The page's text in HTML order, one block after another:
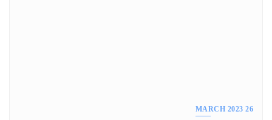
26 MARCH 2023